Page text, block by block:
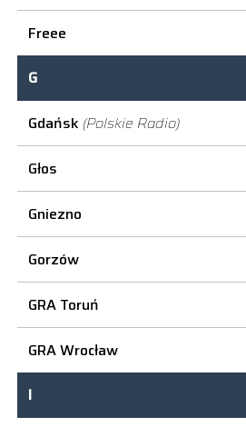
Freee
G
Gdańsk (Polskie Radio)
Głos
Gniezno
Gorzów
GRA Toruń
GRA Wrocław
I